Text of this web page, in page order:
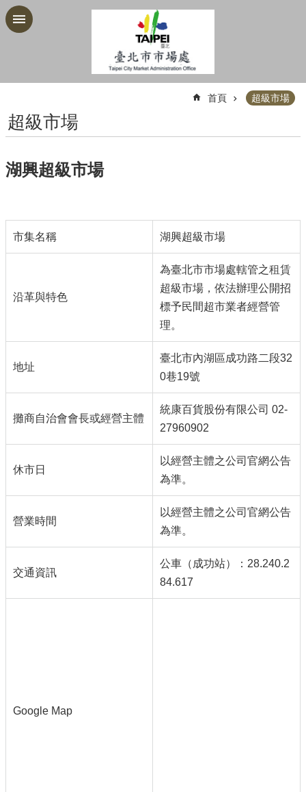
跳到主要內容區塊
首頁 超級市場
超級市場
湖興超級市場
市集名稱 湖興超級市場
沿革與特色
為臺北市市場處轄管之租賃
超級市場，依法辦理公開招
標予民間超市業者經營管
理。
地址
臺北市內湖區成功路二段32
0巷19號
攤商自治會會長或經營主體
統康百貨股份有限公司 02-
27960902
休市日
以經營主體之公司官網公告
為準。
營業時間
以經營主體之公司官網公告
為準。
交通資訊
公車（成功站）：28.240.2
84.617
Google Map